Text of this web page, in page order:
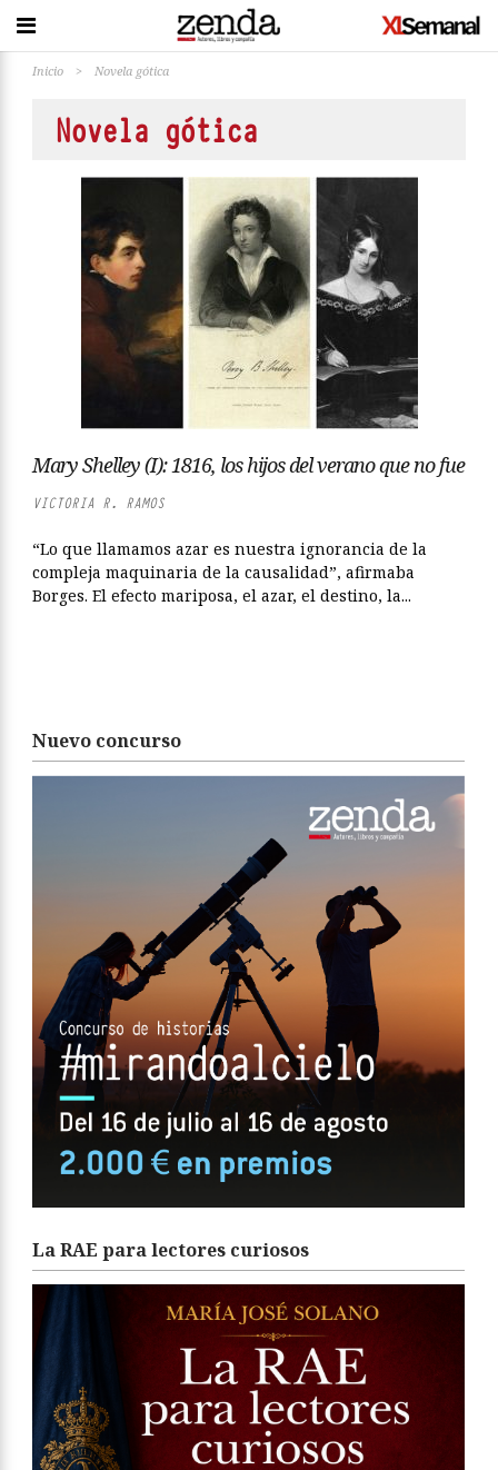
Inicio > Novela gótica
Novela gótica
Mary Shelley (I): 1816, los hijos del verano que no fue
VICTORIA R. RAMOS
“Lo que llamamos azar es nuestra ignorancia de la
compleja maquinaria de la causalidad”, afirmaba
Borges. El efecto mariposa, el azar, el destino, la...
Nuevo concurso
La RAE para lectores curiosos